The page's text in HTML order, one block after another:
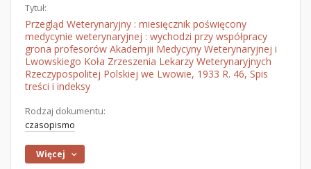
Tytuł:
Przegląd Weterynaryjny : miesięcznik poświęcony
medycynie weterynaryjnej : wychodzi przy współpracy
grona profesorów Akademjii Medycyny Weterynaryjnej i
Lwowskiego Koła Zrzeszenia Lekarzy Weterynaryjnych
Rzeczypospolitej Polskiej we Lwowie, 1933 R. 46, Spis
treści i indeksy
Rodzaj dokumentu:
czasopismo
Więcej